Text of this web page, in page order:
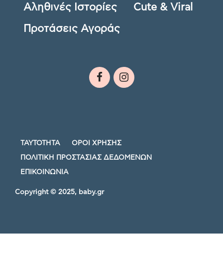
Αληθινές Ιστορίες Cute & Viral
Προτάσεις Αγοράς
ΤΑΥΤΟΤΗΤΑ ΟΡΟΙ ΧΡΗΣΗΣ
ΠΟΛΙΤΙΚΗ ΠΡΟΣΤΑΣΙΑΣ ΔΕΔΟΜΕΝΩΝ
ΕΠΙΚΟΙΝΩΝΙΑ
Copyright © 2025, baby.gr